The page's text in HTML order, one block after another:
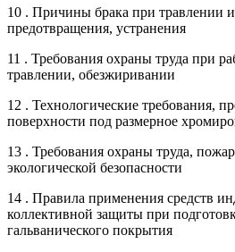
10 . Причины брака при травлении
предотвращения, устранения
11 . Требования охраны труда при
травлении, обезжиривании
12 . Технологические требования,
поверхности под размерное
13 . Требования охраны труда,
экологической безопасности
14 . Правила применения средств
коллективной защиты при
гальванического покрытия